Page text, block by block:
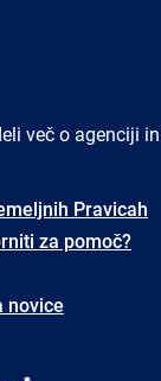
več o agenciji
Pravicah
za pomoč?
novice